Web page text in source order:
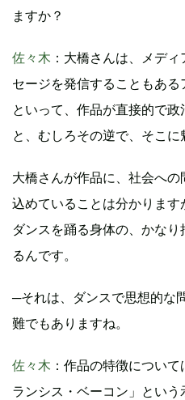
ますか？
佐々木 ：大橋さんは、メデ
セージを発信することもあ
といって、作品が直接的で
と、むしろその逆で、そこに
大橋さんが作品に、社会へ
込めていることは分かります
ダンスを踊る身体の、かな
るんです。
─それは、ダンスで思想的な
難でもありますね。
佐々木 ：作品の特徴につい
ランシス・ベーコン」とい